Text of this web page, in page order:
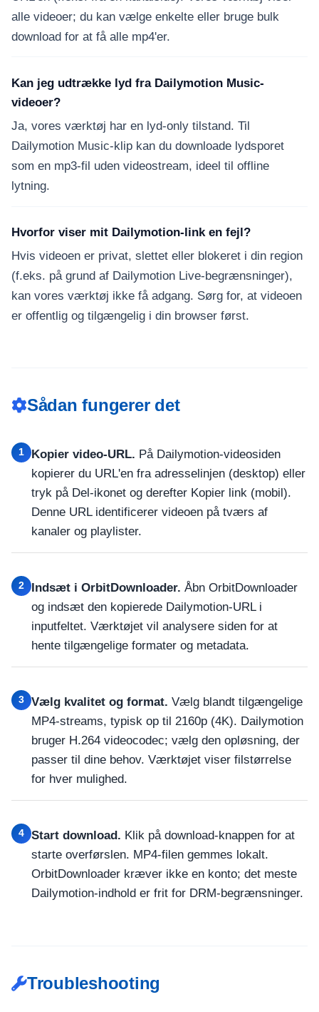
alle videoer; du kan vælge enkelte eller bruge bulk
download for at få alle mp4'er.
Kan jeg udtrække lyd fra Dailymotion Music-
videoer?
Ja, vores værktøj har en lyd-only tilstand. Til
Dailymotion Music-klip kan du downloade lydsporet
som en mp3-fil uden videostream, ideel til offline
lytning.
Hvorfor viser mit Dailymotion-link en fejl?
Hvis videoen er privat, slettet eller blokeret i din region
(f.eks. på grund af Dailymotion Live-begrænsninger),
kan vores værktøj ikke få adgang. Sørg for, at videoen
er offentlig og tilgængelig i din browser først.
Sådan fungerer det
1 Kopier video-URL. På Dailymotion-videosiden
kopierer du URL'en fra adresselinjen (desktop) eller
tryk på Del-ikonet og derefter Kopier link (mobil).
Denne URL identificerer videoen på tværs af
kanaler og playlister.
2 Indsæt i OrbitDownloader. Åbn OrbitDownloader
og indsæt den kopierede Dailymotion-URL i
inputfeltet. Værktøjet vil analysere siden for at
hente tilgængelige formater og metadata.
3 Vælg kvalitet og format. Vælg blandt tilgængelige
MP4-streams, typisk op til 2160p (4K). Dailymotion
bruger H.264 videocodec; vælg den opløsning, der
passer til dine behov. Værktøjet viser filstørrelse
for hver mulighed.
4 Start download. Klik på download-knappen for at
starte overførslen. MP4-filen gemmes lokalt.
OrbitDownloader kræver ikke en konto; det meste
Dailymotion-indhold er frit for DRM-begrænsninger.
Troubleshooting